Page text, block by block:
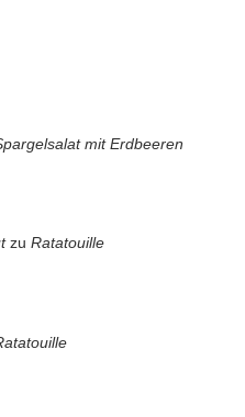
mit Erdbeeren
zu Ratatouille